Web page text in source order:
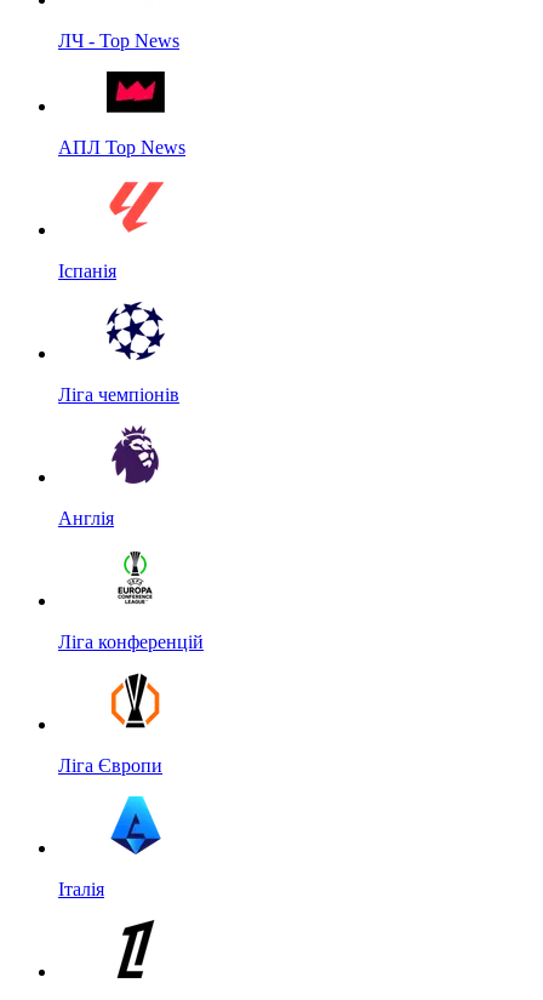
ЛЧ - Top News
АПЛ Top News
Іспанія
Ліга чемпіонів
Англія
Ліга конференцій
Ліга Європи
Італія